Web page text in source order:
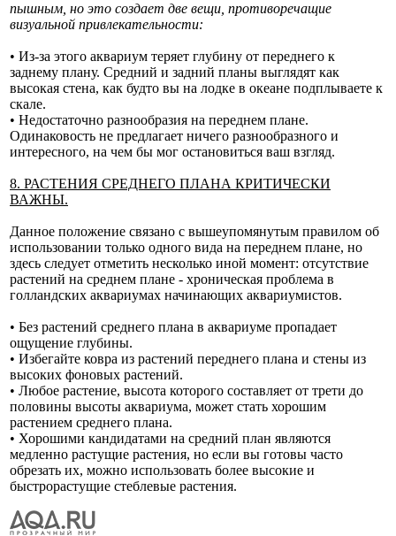
пышным, но это создает две вещи, противоречащие
визуальной привлекательности:
• Из-за этого аквариум теряет глубину от переднего к
заднему плану. Средний и задний планы выглядят как
высокая стена, как будто вы на лодке в океане подплываете к
скале.
• Недостаточно разнообразия на переднем плане.
Одинаковость не предлагает ничего разнообразного и
интересного, на чем бы мог остановиться ваш взгляд.
8. РАСТЕНИЯ СРЕДНЕГО ПЛАНА КРИТИЧЕСКИ
ВАЖНЫ.
Данное положение связано с вышеупомянутым правилом об
использовании только одного вида на переднем плане, но
здесь следует отметить несколько иной момент: отсутствие
растений на среднем плане - хроническая проблема в
голландских аквариумах начинающих аквариумистов.
• Без растений среднего плана в аквариуме пропадает
ощущение глубины.
• Избегайте ковра из растений переднего плана и стены из
высоких фоновых растений.
• Любое растение, высота которого составляет от трети до
половины высоты аквариума, может стать хорошим
растением среднего плана.
• Хорошими кандидатами на средний план являются
медленно растущие растения, но если вы готовы часто
обрезать их, можно использовать более высокие и
быстрорастущие стеблевые растения.